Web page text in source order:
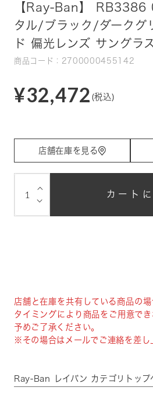
【Ray-Ban】
タル/ブラック/ダークグ
ド 偏光レンズ サングラ
商品コード：2700000455142
¥32,472 (税込)
店舗在庫を見る
⌵
⌵ カート
店舗と在庫を共有している商品の
タイミングにより商品をご用意で
予めご了承ください。
※その場合はメールでご連絡を差し
Ray-Ban レイバン カテゴリトップ